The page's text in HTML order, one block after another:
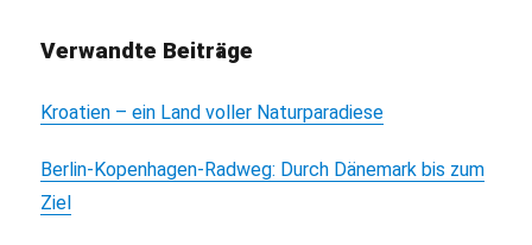
Verwandte Beiträge
Kroatien – ein Land voller Naturparadiese
Berlin-Kopenhagen-Radweg: Durch Dänemark bis zum
Ziel